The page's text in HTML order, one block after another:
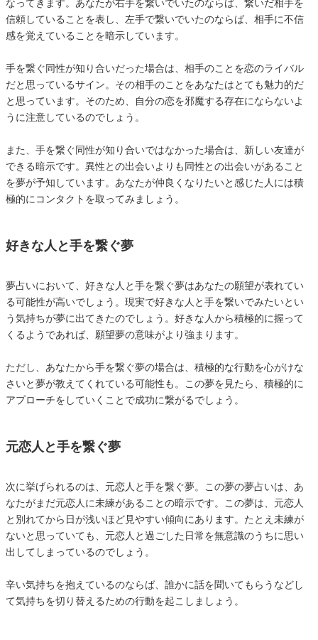
なってきます。あなたが右手を繋いでいたのならば、繋いだ相手を
信頼していることを表し、左手で繋いでいたのならば、相手に不信
感を覚えていることを暗示しています。
手を繋ぐ同性が知り合いだった場合は、相手のことを恋のライバル
だと思っているサイン。その相手のことをあなたはとても魅力的だ
と思っています。そのため、自分の恋を邪魔する存在にならないよ
うに注意しているのでしょう。
また、手を繋ぐ同性が知り合いではなかった場合は、新しい友達が
できる暗示です。異性との出会いよりも同性との出会いがあること
を夢が予知しています。あなたが仲良くなりたいと感じた人には積
極的にコンタクトを取ってみましょう。
好きな人と手を繋ぐ夢
夢占いにおいて、好きな人と手を繋ぐ夢はあなたの願望が表れてい
る可能性が高いでしょう。現実で好きな人と手を繋いでみたいとい
う気持ちが夢に出てきたのでしょう。好きな人から積極的に握って
くるようであれば、願望夢の意味がより強まります。
ただし、あなたから手を繋ぐ夢の場合は、積極的な行動を心がけな
さいと夢が教えてくれている可能性も。この夢を見たら、積極的に
アプローチをしていくことで成功に繋がるでしょう。
元恋人と手を繋ぐ夢
次に挙げられるのは、元恋人と手を繋ぐ夢。この夢の夢占いは、あ
なたがまだ元恋人に未練があることの暗示です。この夢は、元恋人
と別れてから日が浅いほど見やすい傾向にあります。たとえ未練が
ないと思っていても、元恋人と過ごした日常を無意識のうちに思い
出してしまっているのでしょう。
辛い気持ちを抱えているのならば、誰かに話を聞いてもらうなどし
て気持ちを切り替えるための行動を起こしましょう。